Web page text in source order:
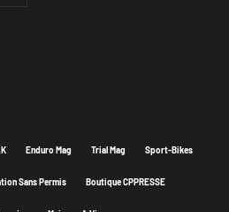
Enduro Mag Trial Mag Sport-Bikes
Sans Permis Boutique CPPRESSE